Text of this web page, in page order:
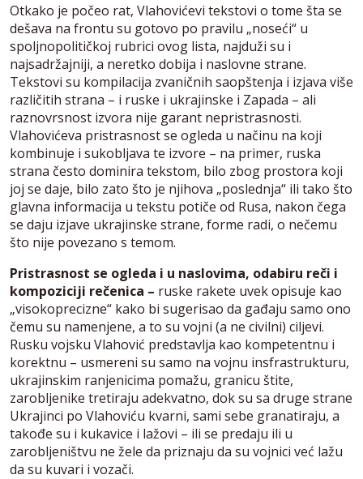
Otkako je počeo rat, Vlahovićevi tekstovi o tome šta se
dešava na frontu su gotovo po pravilu „noseći“ u
spoljnopolitičkoj rubrici ovog lista, najduži su i
najsadržajniji, a neretko dobija i naslovne strane.
Tekstovi su kompilacija zvaničnih saopštenja i izjava više
različitih strana – i ruske i ukrajinske i Zapada – ali
raznovrsnost izvora nije garant nepristrasnosti.
Vlahovićeva pristrasnost se ogleda u načinu na koji
kombinuje i sukobljava te izvore – na primer, ruska
strana često dominira tekstom, bilo zbog prostora koji
joj se daje, bilo zato što je njihova „poslednja“ ili tako što
glavna informacija u tekstu potiče od Rusa, nakon čega
se daju izjave ukrajinske strane, forme radi, o nečemu
što nije povezano s temom.
Pristrasnost se ogleda i u naslovima, odabiru reči i
kompoziciji rečenica – ruske rakete uvek opisuje kao
„visokoprecizne“ kako bi sugerisao da gađaju samo ono
čemu su namenjene, a to su vojni (a ne civilni) ciljevi.
Rusku vojsku Vlahović predstavlja kao kompetentnu i
korektnu – usmereni su samo na vojnu insfrastrukturu,
ukrajinskim ranjenicima pomažu, granicu štite,
zarobljenike tretiraju adekvatno, dok su sa druge strane
Ukrajinci po Vlahoviću kvarni, sami sebe granatiraju, a
takođe su i kukavice i lažovi – ili se predaju ili u
zarobljeništvu ne žele da priznaju da su vojnici već lažu
da su kuvari i vozači.